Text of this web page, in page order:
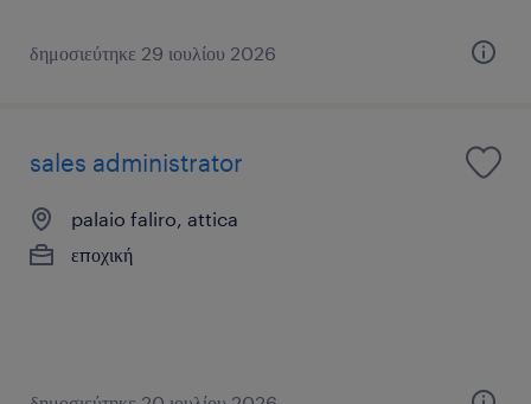
δημοσιεύτηκε 29 ιουλίου 2026
sales administrator
palaio faliro, attica
εποχική